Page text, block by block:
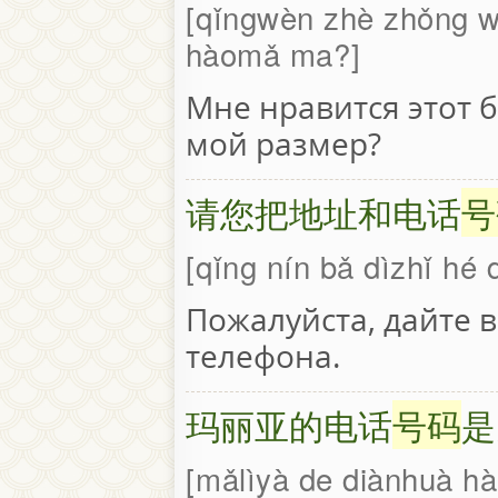
qǐngwèn zhè zhǒng
hàomǎ ma?
Мне нравится этот
мой размер?
请您把地址和电话
qǐng nín bǎ dìzhǐ hé
Пожалуйста, дайте
телефона.
玛丽亚的电话号码
mǎlìyà de diànhuà